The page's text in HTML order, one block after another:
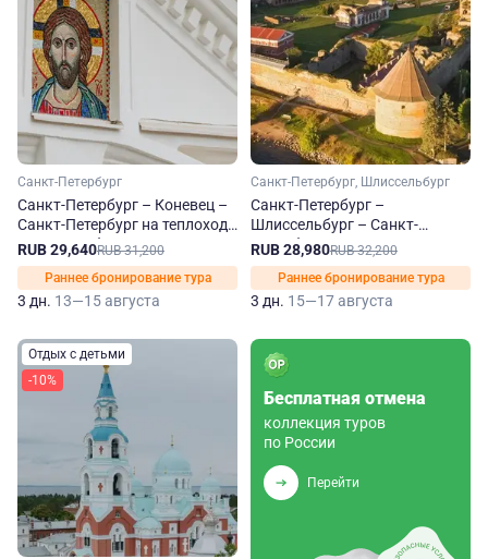
Санкт-Петербург
Санкт-Петербург – Коневец –
Санкт-Петербург на теплоходе
Леонид Соболев
RUB 29,640RUB 31,200
Раннее бронирование тура
3 дн. 13—15 августа
Санкт-Петербург, Шлиссельбург
Санкт-Петербург –
Шлиссельбург – Санкт-
Петербург на теплоходе
Леонид Соболев
RUB 28,980RUB 32,200
Раннее бронирование тура
3 дн. 15—17 августа
Отдых с детьми
-10%
Бесплатная отмена
коллекция туров
по России
Перейти